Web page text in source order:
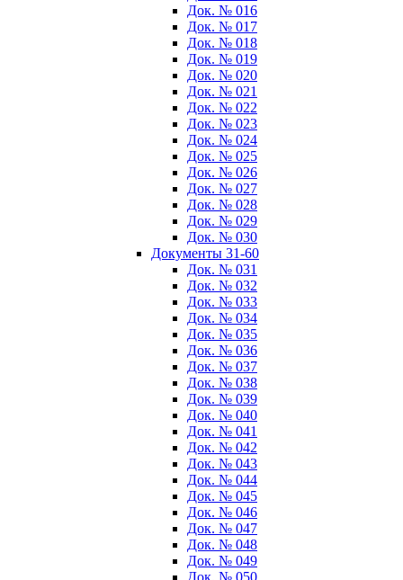
Док. № 016
Док. № 017
Док. № 018
Док. № 019
Док. № 020
Док. № 021
Док. № 022
Док. № 023
Док. № 024
Док. № 025
Док. № 026
Док. № 027
Док. № 028
Док. № 029
Док. № 030
Документы 31-60
Док. № 031
Док. № 032
Док. № 033
Док. № 034
Док. № 035
Док. № 036
Док. № 037
Док. № 038
Док. № 039
Док. № 040
Док. № 041
Док. № 042
Док. № 043
Док. № 044
Док. № 045
Док. № 046
Док. № 047
Док. № 048
Док. № 049
Док. № 050